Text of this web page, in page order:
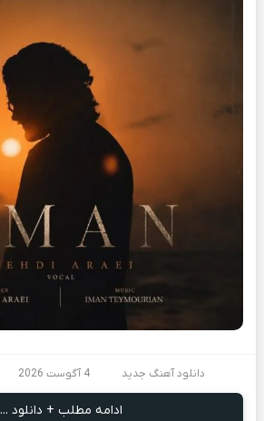
دانلود آهنگ جدید 4 آگوست 2026
ادامه مطلب + دانلود ...